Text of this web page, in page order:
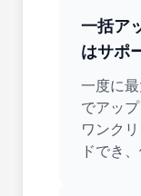
一括ア
はサポ
一度に
でアッ
ワンク
ドでき